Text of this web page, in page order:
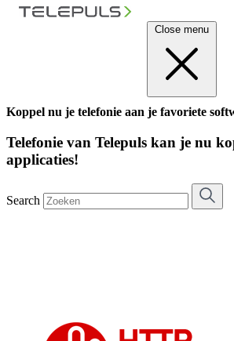
Close menu
Koppel nu je telefonie aan je favoriete
Telefonie van Telepuls kan je nu
applicaties!
Search